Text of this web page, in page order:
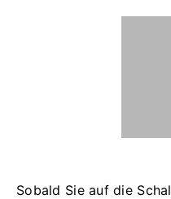
Sobald Sie auf die